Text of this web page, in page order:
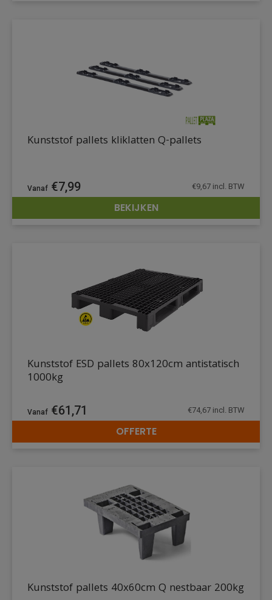
DETAILS
Kunststof pallets kliklatten Q-pallets
€7,99 €9,67 incl. BTW
BEKIJKEN
DETAILS
Kunststof ESD pallets 80x120cm antistatisch
1000kg
€61,71 €74,67 incl. BTW
OFFERTE
Kunststof pallets 40x60cm Q nestbaar 200kg